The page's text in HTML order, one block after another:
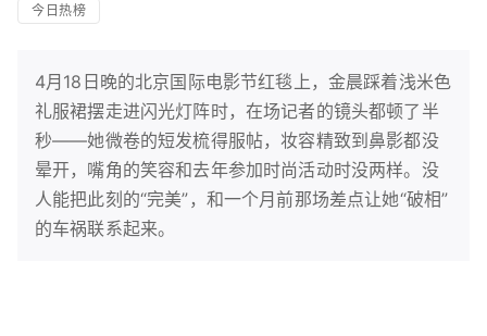
今日热榜
4月18日晚的北京国际电影节红毯上，金晨踩着浅米色
礼服裙摆走进闪光灯阵时，在场记者的镜头都顿了半
秒——她微卷的短发梳得服帖，妆容精致到鼻影都没
晕开，嘴角的笑容和去年参加时尚活动时没两样。没
人能把此刻的“完美”，和一个月前那场差点让她“破相”
的车祸联系起来。